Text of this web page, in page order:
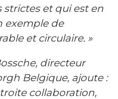
strictes et qui est en
exemple de
et circulaire. »
directeur
Belgique, ajoute :
collaboration,